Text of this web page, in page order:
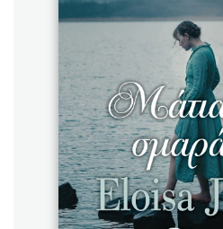
Sebastian
Playlist